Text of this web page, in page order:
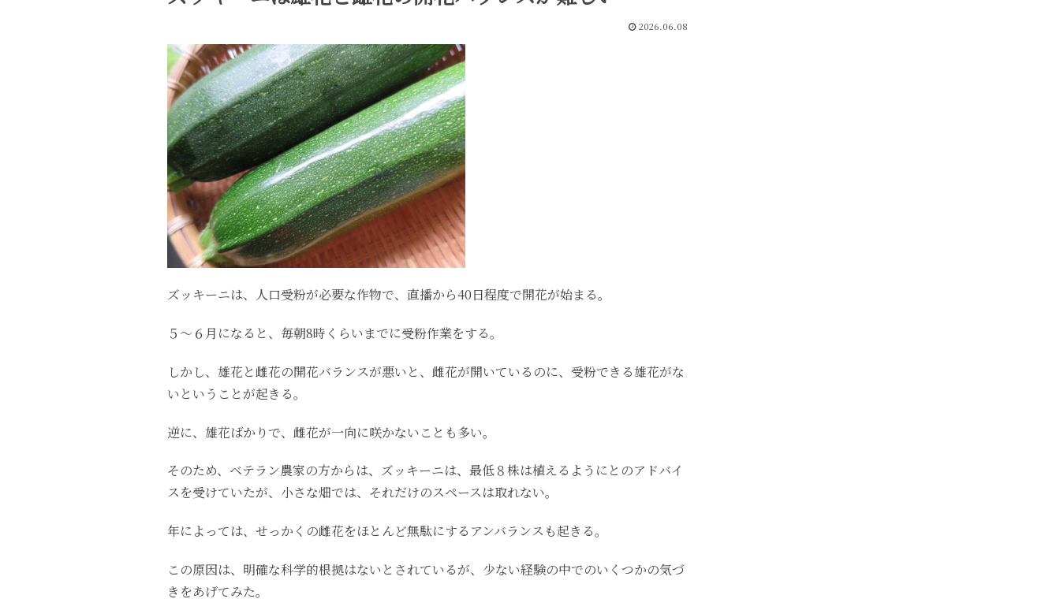
2026.06.08
ズッキーニは、人口受粉が必要な作物で、直播から40日程度で開花が始まる。
５〜６月になると、毎朝8時くらいまでに受粉作業をする。
しかし、雄花と雌花の開花バランスが悪いと、雌花が開いているのに、受粉できる雄花がな
いということが起きる。
逆に、雄花ばかりで、雌花が一向に咲かないことも多い。
そのため、ベテラン農家の方からは、ズッキーニは、最低８株は植えるようにとのアドバイ
スを受けていたが、小さな畑では、それだけのスペースは取れない。
年によっては、せっかくの雌花をほとんど無駄にするアンバランスも起きる。
この原因は、明確な科学的根拠はないとされているが、少ない経験の中でのいくつかの気づ
きをあげてみた。